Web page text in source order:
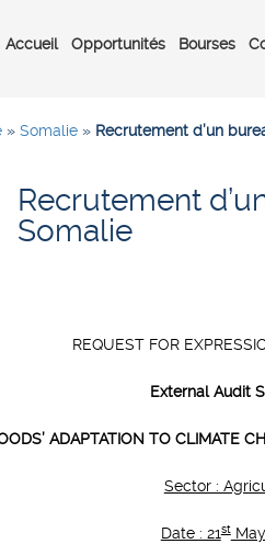
Accueil Opportunités Bourses
» Somalie » Recrutement d’un
Recrutement
Somalie
REQUEST FOR
External Audit
ADAPTATION TO CLIMATE
Sector :
Date : 21st